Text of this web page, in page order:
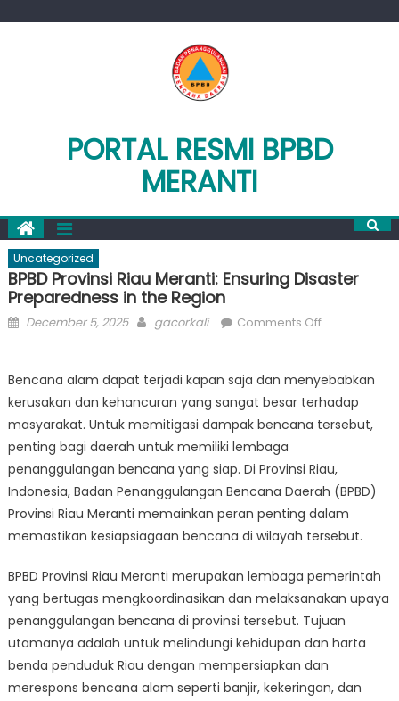
PORTAL RESMI BPBD
MERANTI
Uncategorized
BPBD Provinsi Riau Meranti: Ensuring Disaster
Preparedness in the Region
Posted
December 5, 2025 Author
gacorkali Comments Offon
Riau
Meranti:
Ensuring
in
the
Bencana alam dapat terjadi kapan saja dan menyebabkan
kerusakan dan kehancuran yang sangat besar terhadap
masyarakat. Untuk memitigasi dampak bencana tersebut,
penting bagi daerah untuk memiliki lembaga
penanggulangan bencana yang siap. Di Provinsi Riau,
Indonesia, Badan Penanggulangan Bencana Daerah (BPBD)
Provinsi Riau Meranti memainkan peran penting dalam
memastikan kesiapsiagaan bencana di wilayah tersebut.
BPBD Provinsi Riau Meranti merupakan lembaga pemerintah
yang bertugas mengkoordinasikan dan melaksanakan upaya
penanggulangan bencana di provinsi tersebut. Tujuan
utamanya adalah untuk melindungi kehidupan dan harta
benda penduduk Riau dengan mempersiapkan dan
merespons bencana alam seperti banjir, kekeringan, dan